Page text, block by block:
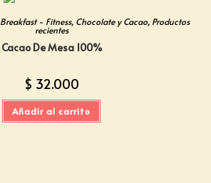
Breakfast - Fitness, Chocolate y Cacao, Productos
recientes
Cacao De Mesa 100%
$ 32.000
Añadir al carrito